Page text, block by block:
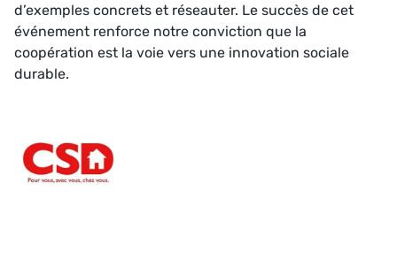
d’exemples concrets et réseauter. Le succès de cet
événement renforce notre conviction que la
coopération est la voie vers une innovation sociale
durable.